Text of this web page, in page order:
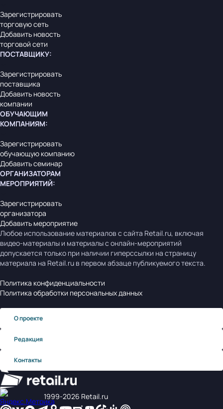
Зарегистрировать
торговую сеть
Добавить новость
торговой сети
ПОСТАВЩИКУ:
Зарегистрировать
поставщика
Добавить новость
компании
ОБУЧАЮЩИМ
КОМПАНИЯМ:
Зарегистрировать
обучающую компанию
Добавить семинар
ОРГАНИЗАТОРАМ
МЕРОПРИЯТИЙ:
Зарегистрировать
организатора
Добавить мероприятие
Любое использование материалов с сайта Retail.ru, включая
видео-материалы и материалы с онлайн-мероприятий
допускается только при наличии гиперссылки на страницу
материала на Retail.ru в первом абзаце публикуемого текста.
Политика конфиденциальности
Политика обработки персональных данных
О проекте
Редакция
Контакты
1999‑2026 Retail.ru